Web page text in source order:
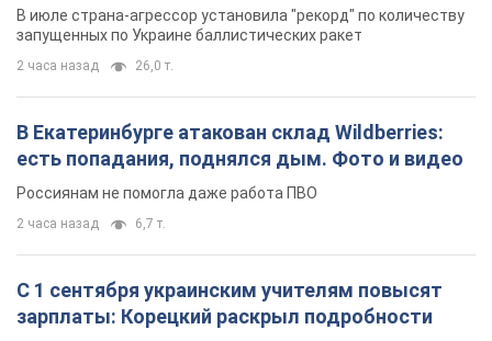
В июле страна-агрессор установила "рекорд" по количеству
запущенных по Украине баллистических ракет
2 часа назад 26,0 т.
В Екатеринбурге атакован склад Wildberries:
есть попадания, поднялся дым. Фото и видео
Россиянам не помогла даже работа ПВО
2 часа назад 6,7 т.
С 1 сентября украинским учителям повысят
зарплаты: Корецкий раскрыл подробности